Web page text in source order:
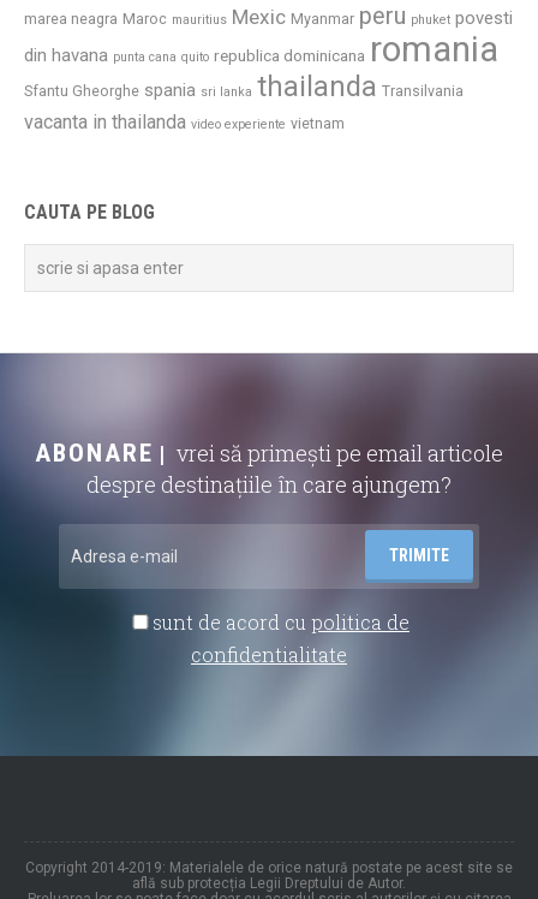
marea neagra Maroc mauritius Mexic Myanmar peru phuket povesti
din havana punta cana quito republica dominicana romania
Sfantu Gheorghe spania sri lanka thailanda Transilvania
vacanta in thailanda video experiente vietnam
CAUTA PE BLOG
ABONARE
vrei să primești pe email articole
despre destinațiile în care ajungem?
sunt de acord cu politica de
confidentialitate
Copyright 2014-2019: Materialele de orice natură postate pe acest site se
află sub protecția Legii Dreptului de Autor.